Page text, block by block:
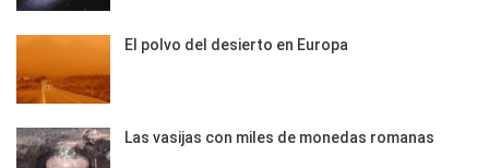
El polvo del desierto en Europa
Las vasijas con miles de monedas romanas